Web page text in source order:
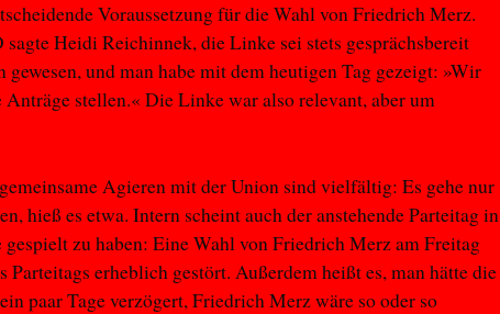
Voraussetzung für die Wahl von Friedrich Merz.
Heidi Reichinnek, die Linke sei stets gesprächsbereit
gewesen, und man habe mit dem heutigen Tag gezeigt: »Wir
Anträge stellen.« Die Linke war also relevant, aber um
Agieren mit der Union sind vielfältig: Es gehe nur
hieß es etwa. Intern scheint auch der anstehende Parteitag in
zu haben: Eine Wahl von Friedrich Merz am Freitag
Parteitags erheblich gestört. Außerdem heißt es, man hätte die
paar Tage verzögert, Friedrich Merz wäre so oder so